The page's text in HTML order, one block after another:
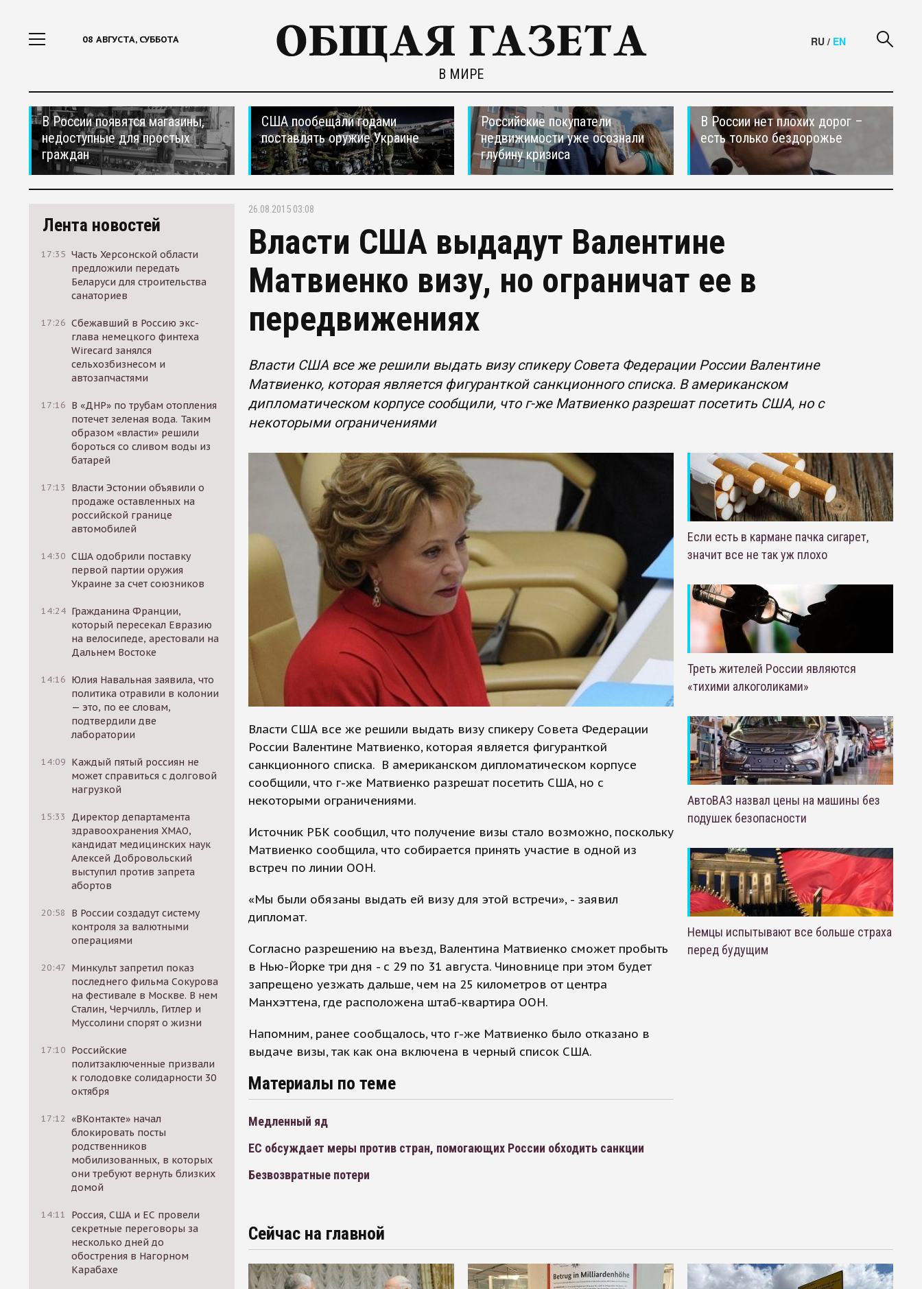
08 АВГУСТА, СУББОТА
В МИРЕ
RU / EN
В России появятся магазины,
недоступные для простых
граждан
США пообещали годами
поставлять оружие Украине
Российские покупатели
недвижимости уже осознали
глубину кризиса
В России нет плохих дорог –
есть только бездорожье
Лента новостей
17:35 Часть Херсонской области
предложили передать
Беларуси для строительства
санаториев
17:26 Сбежавший в Россию экс-
глава немецкого финтеха
Wirecard занялся
сельхозбизнесом и
автозапчастями
17:16 В «ДНР» по трубам отопления
потечет зеленая вода. Таким
образом «власти» решили
бороться со сливом воды из
батарей
17:13
Власти Эстонии объявили о
продаже оставленных на
российской границе
автомобилей
14:30 США одобрили поставку
первой партии оружия
Украине за счет союзников
14:24 Гражданина Франции,
который пересекал Евразию
на велосипеде, арестовали на
Дальнем Востоке
14:16 Юлия Навальная заявила, что
политика отравили в колонии
— это, по ее словам,
подтвердили две
лаборатории
14:09 Каждый пятый россиян не
может справиться с долговой
нагрузкой
15:33
Директор департамента
здравоохранения ХМАО,
кандидат медицинских наук
Алексей Добровольский
выступил против запрета
абортов
20:58
В России создадут систему
контроля за валютными
операциями
20:47 Минкульт запретил показ
последнего фильма Сокурова
на фестивале в Москве. В нем
Сталин, Черчилль, Гитлер и
Муссолини спорят о жизни
17:10 Российские
политзаключенные призвали
к голодовке солидарности 30
октября
17:12 «ВКонтакте» начал
блокировать посты
родственников
мобилизованных, в которых
они требуют вернуть близких
домой
14:11
Россия, США и ЕС провели
секретные переговоры за
несколько дней до
обострения в Нагорном
Карабахе
26.08.2015 03:08
Власти США выдадут Валентине
Матвиенко визу, но ограничат ее в
передвижениях
Власти США все же решили выдать визу спикеру Совета Федерации России Валентине
Матвиенко, которая является фигуранткой санкционного списка. В американском
дипломатическом корпусе сообщили, что г-же Матвиенко разрешат посетить США, но с
некоторыми ограничениями
Власти США все же решили выдать визу спикеру Совета Федерации
России Валентине Матвиенко, которая является фигуранткой
санкционного списка. В американском дипломатическом корпусе
сообщили, что г-же Матвиенко разрешат посетить США, но с
некоторыми ограничениями.
Источник РБК сообщил, что получение визы стало возможно, поскольку
Матвиенко сообщила, что собирается принять участие в одной из
встреч по линии ООН.
«Мы были обязаны выдать ей визу для этой встречи», - заявил
дипломат.
Согласно разрешению на въезд, Валентина Матвиенко сможет пробыть
в Нью-Йорке три дня - с 29 по 31 августа. Чиновнице при этом будет
запрещено уезжать дальше, чем на 25 километров от центра
Манхэттена, где расположена штаб-квартира ООН.
Напомним, ранее сообщалось, что г-же Матвиенко было отказано в
выдаче визы, так как она включена в черный список США.
Материалы по теме
Медленный яд
ЕС обсуждает меры против стран, помогающих России обходить санкции
Безвозвратные потери
Если есть в кармане пачка сигарет,
значит все не так уж плохо
Треть жителей России являются
«тихими алкоголиками»
АвтоВАЗ назвал цены на машины без
подушек безопасности
Немцы испытывают все больше страха
перед будущим
Сейчас на главной